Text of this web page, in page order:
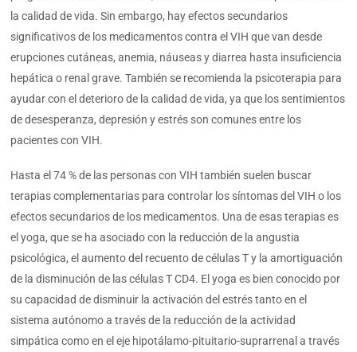
la calidad de vida. Sin embargo, hay efectos secundarios
significativos de los medicamentos contra el VIH que van desde
erupciones cutáneas, anemia, náuseas y diarrea hasta insuficiencia
hepática o renal grave. También se recomienda la psicoterapia para
ayudar con el deterioro de la calidad de vida, ya que los sentimientos
de desesperanza, depresión y estrés son comunes entre los
pacientes con VIH.
Hasta el 74 % de las personas con VIH también suelen buscar
terapias complementarias para controlar los síntomas del VIH o los
efectos secundarios de los medicamentos. Una de esas terapias es
el yoga, que se ha asociado con la reducción de la angustia
psicológica, el aumento del recuento de células T y la amortiguación
de la disminución de las células T CD4. El yoga es bien conocido por
su capacidad de disminuir la activación del estrés tanto en el
sistema autónomo a través de la reducción de la actividad
simpática como en el eje hipotálamo-pituitario-suprarrenal a través